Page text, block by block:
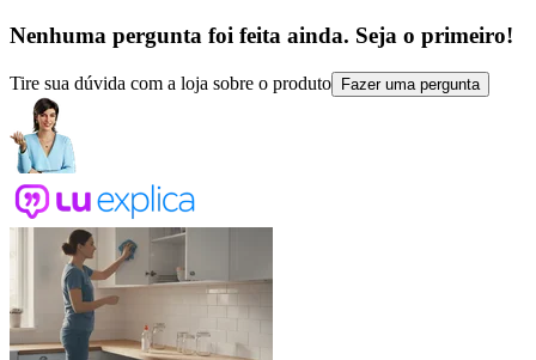
Nenhuma pergunta foi feita ainda. Seja o primeiro!
Tire sua dúvida com a loja sobre o produto Fazer uma pergunta